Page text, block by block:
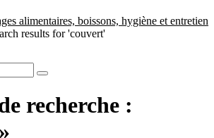
alimentaires, boissons, hygiène et entretien
results for 'couvert'
Search
recherche :